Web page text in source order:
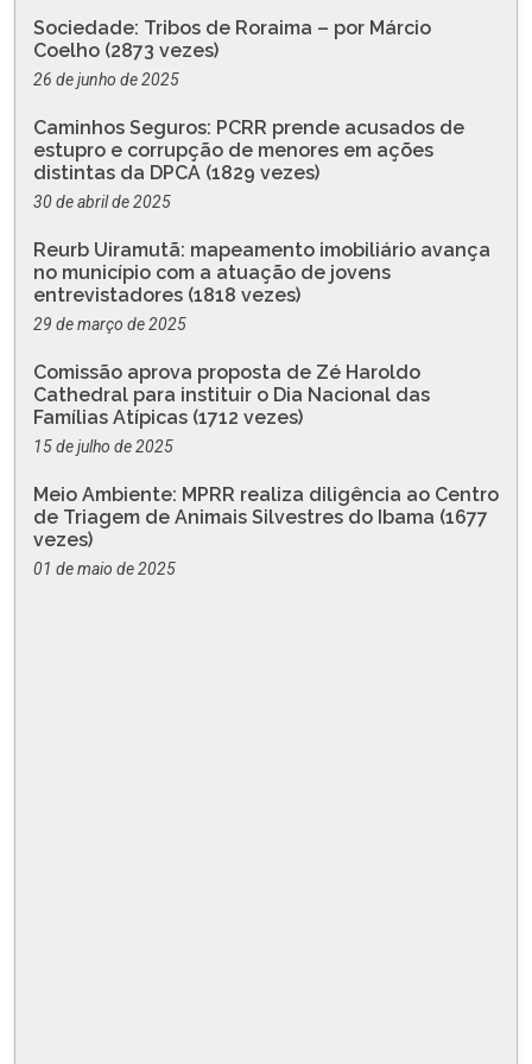
Sociedade: Tribos de Roraima – por Márcio
Coelho (2873 vezes)
26 de junho de 2025
Caminhos Seguros: PCRR prende acusados de
estupro e corrupção de menores em ações
distintas da DPCA (1829 vezes)
30 de abril de 2025
Reurb Uiramutã: mapeamento imobiliário avança
no município com a atuação de jovens
entrevistadores (1818 vezes)
29 de março de 2025
Comissão aprova proposta de Zé Haroldo
Cathedral para instituir o Dia Nacional das
Famílias Atípicas (1712 vezes)
15 de julho de 2025
Meio Ambiente: MPRR realiza diligência ao Centro
de Triagem de Animais Silvestres do Ibama (1677
vezes)
01 de maio de 2025